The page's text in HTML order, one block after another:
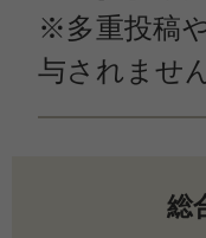
※多重投稿
与されませ
総